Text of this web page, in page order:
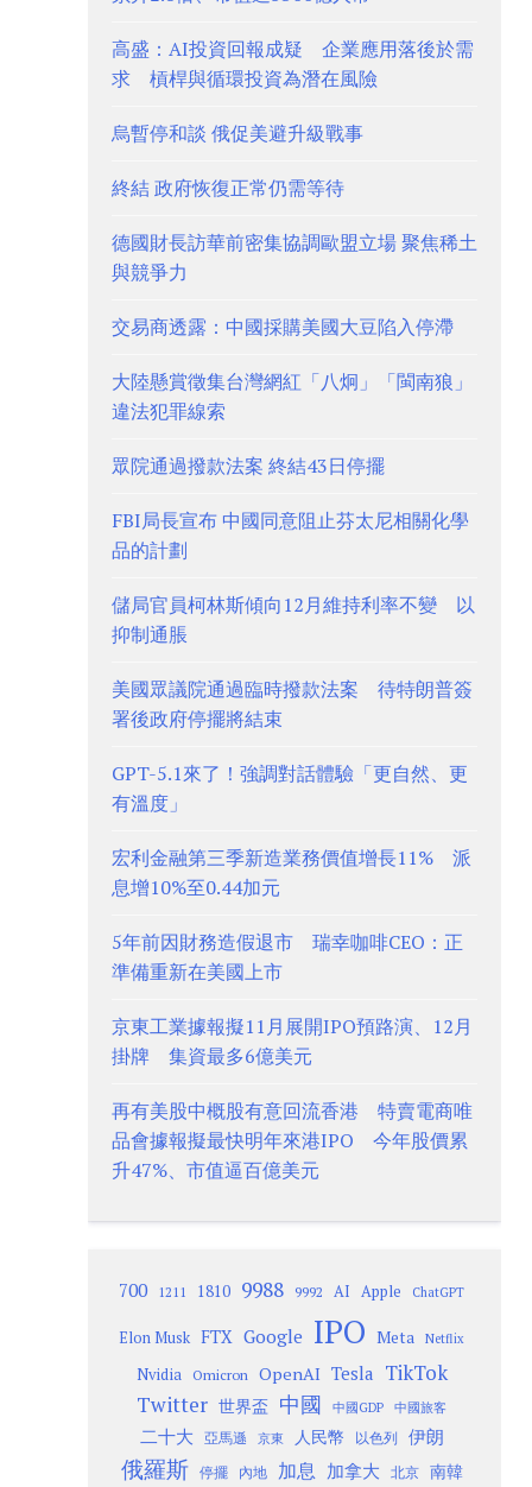
高盛：AI投資回報成疑 企業應用落後於需
求 槓桿與循環投資為潛在風險
烏暫停和談 俄促美避升級戰事
終結 政府恢復正常仍需等待
德國財長訪華前密集協調歐盟立場 聚焦稀土
與競爭力
交易商透露：中國採購美國大豆陷入停滯
大陸懸賞徵集台灣網紅「八炯」「閩南狼」
違法犯罪線索
眾院通過撥款法案 終結43日停擺
FBI局長宣布 中國同意阻止芬太尼相關化學
品的計劃
儲局官員柯林斯傾向12月維持利率不變 以
抑制通脹
美國眾議院通過臨時撥款法案 待特朗普簽
署後政府停擺將結束
GPT-5.1來了！強調對話體驗「更自然、更
有溫度」
宏利金融第三季新造業務價值增長11% 派
息增10%至0.44加元
5年前因財務造假退市 瑞幸咖啡CEO：正
準備重新在美國上市
京東工業據報擬11月展開IPO預路演、12月
掛牌 集資最多6億美元
再有美股中概股有意回流香港 特賣電商唯
品會據報擬最快明年來港IPO 今年股價累
升47%、市值逼百億美元
700 1211 1810 9988 9992 AI Apple ChatGPT
Elon Musk FTX Google IPO Meta Netflix
Nvidia Omicron OpenAI Tesla TikTok
Twitter 世界盃 中國 中國GDP 中國旅客
二十大 亞馬遜 京東 人民幣 以色列 伊朗
俄羅斯 停擺 內地 加息 加拿大 北京
南韓